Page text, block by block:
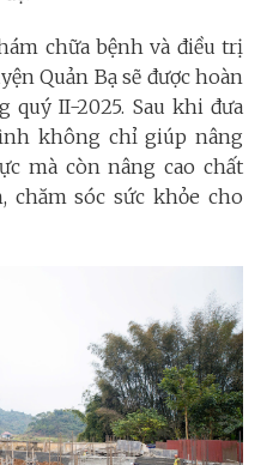
chữa bệnh và điều trị
Quản Bạ sẽ được hoàn
quý II-2025. Sau khi đưa
không chỉ giúp nâng
mà còn nâng cao chất
chăm sóc sức khỏe cho